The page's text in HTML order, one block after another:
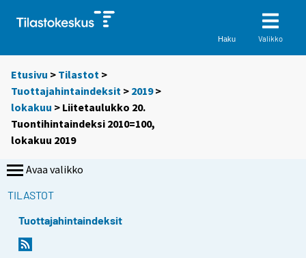
Haku Valikko
Etusivu > Tilastot >
Tuottajahintaindeksit > 2019>
lokakuu > Liitetaulukko 20.
Tuontihintaindeksi 2010=100,
lokakuu 2019
Avaa valikko
TILASTOT
Tuottajahintaindeksit